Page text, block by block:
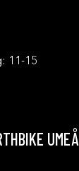
11-15
UMEÅ